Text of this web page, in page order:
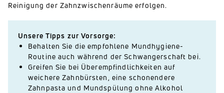
Reinigung der Zahnzwischenräume erfolgen.
Unsere Tipps zur Vorsorge:
Behalten Sie die empfohlene Mundhygiene-
Routine auch während der Schwangerschaft bei.
Greifen Sie bei Überempfindlichkeiten auf
weichere Zahnbürsten, eine schonendere
Zahnpasta und Mundspülung ohne Alkohol